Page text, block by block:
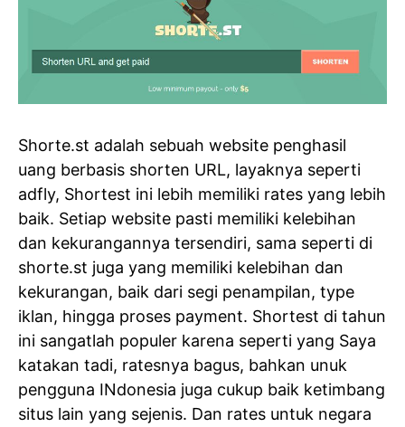
Shorte.st adalah sebuah website penghasil
uang berbasis shorten URL, layaknya seperti
adfly, Shortest ini lebih memiliki rates yang lebih
baik. Setiap website pasti memiliki kelebihan
dan kekurangannya tersendiri, sama seperti di
shorte.st juga yang memiliki kelebihan dan
kekurangan, baik dari segi penampilan, type
iklan, hingga proses payment. Shortest di tahun
ini sangatlah populer karena seperti yang Saya
katakan tadi, ratesnya bagus, bahkan unuk
pengguna INdonesia juga cukup baik ketimbang
situs lain yang sejenis. Dan rates untuk negara